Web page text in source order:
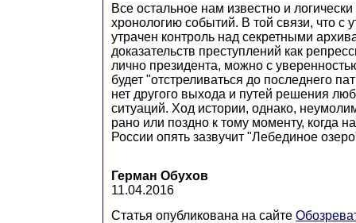
Все остальное нам известно и
хронологию событий. В той связи, что с
утрачен контроль над секретными
доказательств преступлений как
лично президента, можно с
будет "отстреливаться до последнего
нет другого выхода и путей решения
ситуаций. Ход истории, однако,
рано или поздно к тому моменту, когда
России опять зазвучит "Лебединое
Герман Обухов
11.04.2016
Статья опубликована на сайте